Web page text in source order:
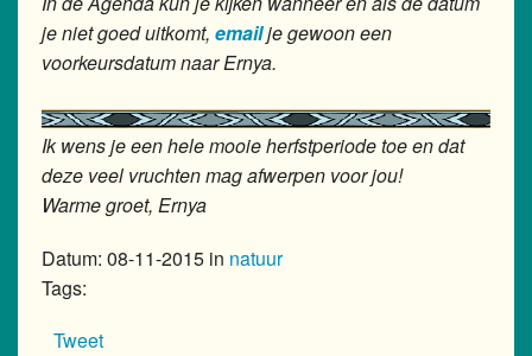
je niet goed uitkomt, emailje gewoon een
voorkeursdatum naar Ernya.
Ik wens je een hele mooie herfstperiode toe en dat
deze veel vruchten mag afwerpen voor jou!
Warme groet, Ernya
Datum: 08-11-2015 in natuur
Tags:
Tweet